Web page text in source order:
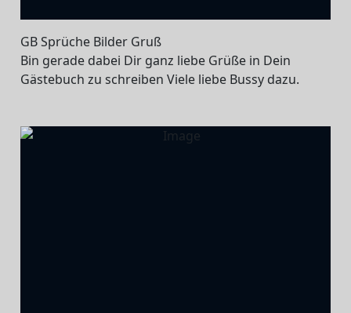
GB Sprüche Bilder Gruß
Bin gerade dabei Dir ganz liebe Grüße in Dein
Gästebuch zu schreiben Viele liebe Bussy dazu.